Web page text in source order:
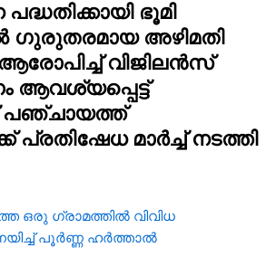
ഭൂമി
ഗുരുതരമായ അഴിമതി
വിജിലൻസ്
പ്രതിഷേധ മാർച്ച് നടത്തി